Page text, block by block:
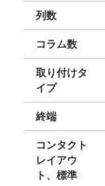
列数
コラム数
取り付けタ
イプ
終端
コンタクト
レイアウ
ト、標準